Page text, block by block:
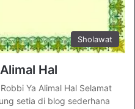
Sholawat
Hal
Ya Alimal Hal Selamat
setia di blog sederhana